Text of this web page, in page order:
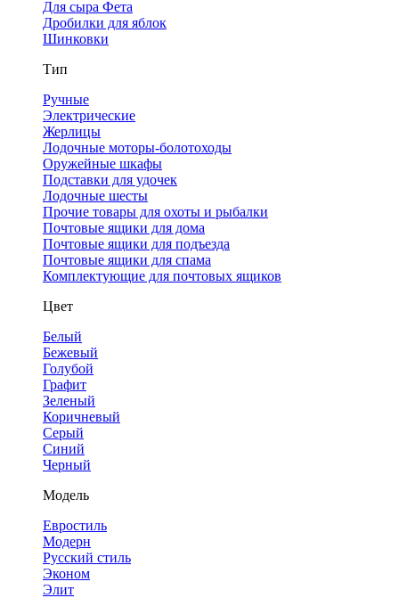
Для сыра Фета
Дробилки для яблок
Шинковки
Тип
Ручные
Электрические
Жерлицы
Лодочные моторы-болотоходы
Оружейные шкафы
Подставки для удочек
Лодочные шесты
Прочие товары для охоты и рыбалки
Почтовые ящики для дома
Почтовые ящики для подъезда
Почтовые ящики для спама
Комплектующие для почтовых ящиков
Цвет
Белый
Бежевый
Голубой
Графит
Зеленый
Коричневый
Серый
Синий
Черный
Модель
Евростиль
Модерн
Русский стиль
Эконом
Элит